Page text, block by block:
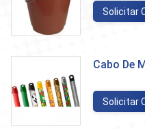
Solicitar
Cabo De
Solicitar